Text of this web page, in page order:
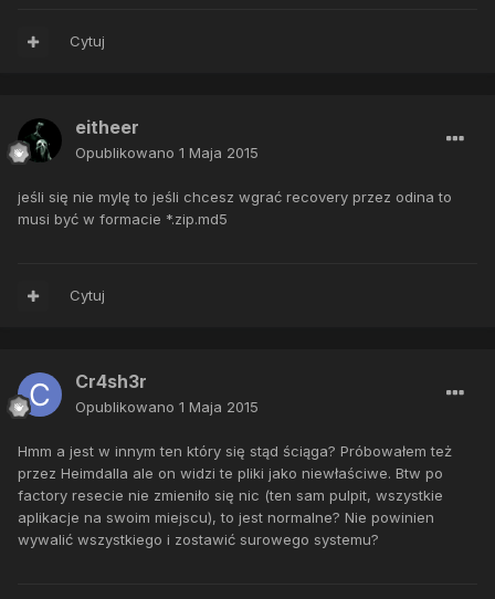
Cytuj
eitheer
Opublikowano 1 Maja 2015
jeśli się nie mylę to jeśli chcesz wgrać recovery przez odina to
musi być w formacie *.zip.md5
Cytuj
Cr4sh3r
Opublikowano 1 Maja 2015
Hmm a jest w innym ten który się stąd ściąga? Próbowałem też
przez Heimdalla ale on widzi te pliki jako niewłaściwe. Btw po
factory resecie nie zmieniło się nic (ten sam pulpit, wszystkie
aplikacje na swoim miejscu), to jest normalne? Nie powinien
wywalić wszystkiego i zostawić surowego systemu?